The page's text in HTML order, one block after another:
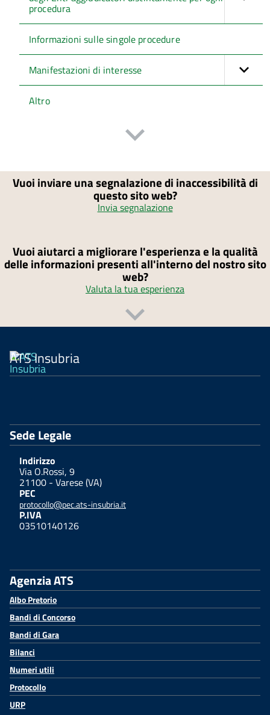
procedura
Informazioni sulle singole procedure
Manifestazioni di interesse
Altro
Vuoi inviare una segnalazione di inaccessibilità di
questo sito web?
Invia segnalazione
Vuoi aiutarci a migliorare l'esperienza e la qualità
delle informazioni presenti all'interno del nostro sito
web?
Valuta la tua esperienza
ATS Insubria
Sede Legale
Indirizzo
Via O.Rossi, 9
21100 - Varese (VA)
PEC
protocollo@pec.ats-insubria.it
P.IVA
03510140126
Agenzia ATS
Albo Pretorio
Bandi di Concorso
Bandi di Gara
Bilanci
Numeri utili
Protocollo
URP